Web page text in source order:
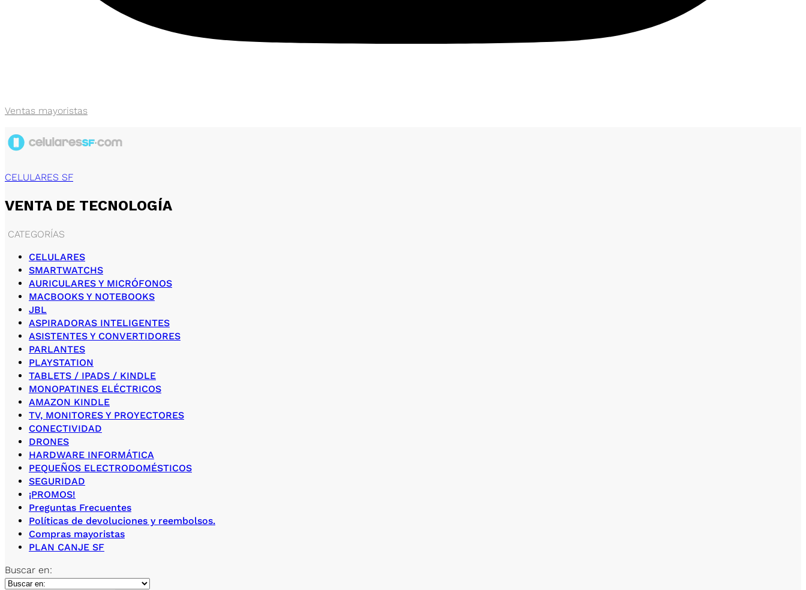
Ventas mayoristas
CELULARES SF
VENTA DE TECNOLOGÍA
CATEGORÍAS
CELULARES
SMARTWATCHS
AURICULARES Y MICRÓFONOS
MACBOOKS Y NOTEBOOKS
JBL
ASPIRADORAS INTELIGENTES
ASISTENTES Y CONVERTIDORES
PARLANTES
PLAYSTATION
TABLETS / IPADS / KINDLE
MONOPATINES ELÉCTRICOS
AMAZON KINDLE
TV, MONITORES Y PROYECTORES
CONECTIVIDAD
DRONES
HARDWARE INFORMÁTICA
PEQUEÑOS ELECTRODOMÉSTICOS
SEGURIDAD
¡PROMOS!
Preguntas Frecuentes
Políticas de devoluciones y reembolsos.
Compras mayoristas
PLAN CANJE SF
Buscar en: